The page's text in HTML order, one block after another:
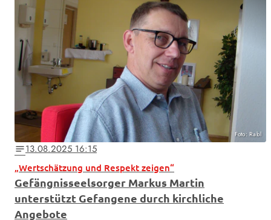
Foto: Rabl
notes13.08.2025 16:15
„Wertschätzung und Respekt zeigen“
Gefängnisseelsorger Markus Martin
unterstützt Gefangene durch kirchliche
Angebote